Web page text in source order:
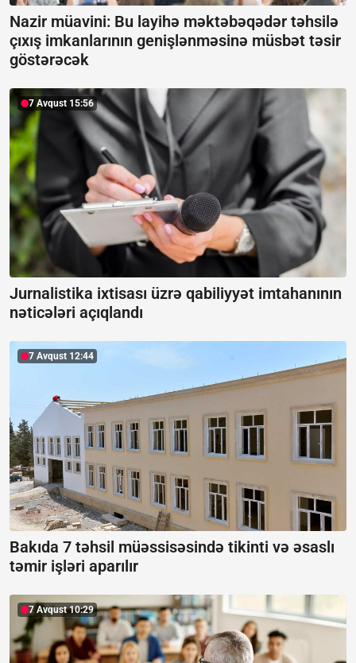
Nazir müavini: Bu layihə məktəbəqədər təhsilə
çıxış imkanlarının genişlənməsinə müsbət təsir
göstərəcək
7 Avqust 15:56
Jurnalistika ixtisası üzrə qabiliyyət imtahanının
nəticələri açıqlandı
7 Avqust 12:44
Bakıda 7 təhsil müəssisəsində tikinti və əsaslı
təmir işləri aparılır
7 Avqust 10:29